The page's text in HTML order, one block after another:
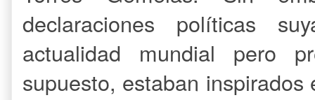
declaraciones políticas
actualidad mundial pero
supuesto, estaban